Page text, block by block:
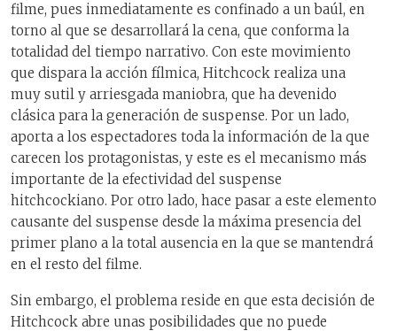
filme, pues inmediatamente es confinado a un baúl, en
torno al que se desarrollará la cena, que conforma la
totalidad del tiempo narrativo. Con este movimiento
que dispara la acción fílmica, Hitchcock realiza una
muy sutil y arriesgada maniobra, que ha devenido
clásica para la generación de suspense. Por un lado,
aporta a los espectadores toda la información de la que
carecen los protagonistas, y este es el mecanismo más
importante de la efectividad del suspense
hitchcockiano. Por otro lado, hace pasar a este elemento
causante del suspense desde la máxima presencia del
primer plano a la total ausencia en la que se mantendrá
en el resto del filme.
Sin embargo, el problema reside en que esta decisión de
Hitchcock abre unas posibilidades que no puede